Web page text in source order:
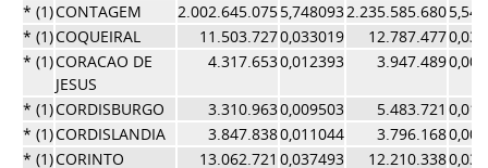
* (1)CONTAGEM 2.002.645.0755,7480932.235.585.680
* (1)COQUEIRAL 11.503.7270,033019 12.787.477
* (1)CORACAO DE
JESUS
4.317.6530,012393 3.947.489
* (1)CORDISBURGO 3.310.9630,009503 5.483.721
* (1)CORDISLANDIA 3.847.8380,011044 3.796.168
* (1)CORINTO 13.062.721 0,037493 12.210.338